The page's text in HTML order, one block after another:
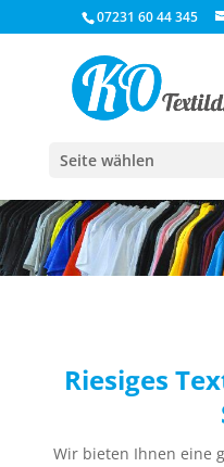
07231 60 44 345
Seite wählen
Riesiges
Wir bieten Ihnen eine